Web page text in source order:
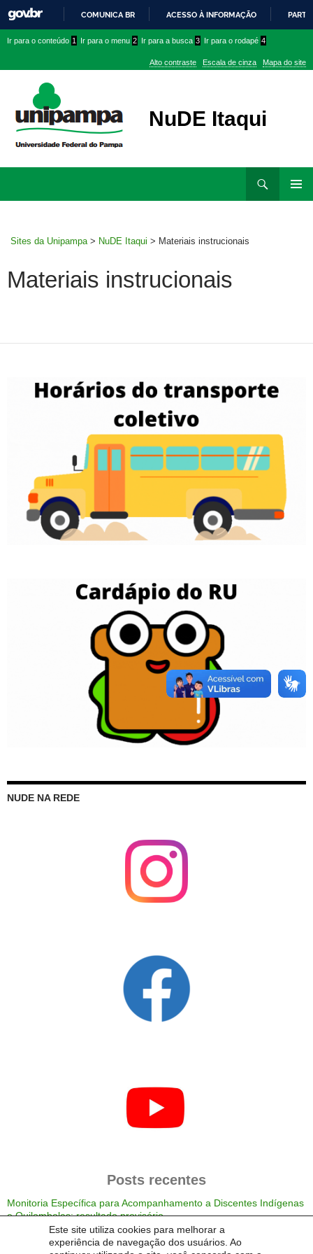
Este site utiliza cookies para melhorar a
experiência de navegação dos usuários. Ao
PARA
CONTEÚDO
COMUNICA BR ACESSO À INFORMAÇÃO
conteúdo
menu
superior
menu
Ir para o conteúdo 1 Ir para o menu 2 Ir para a busca 3 Ir para o rodapé 4
Alto contraste Escala de cinza Mapa do site
NuDE Itaqui
Sites da Unipampa > NuDE Itaqui > Materiais instrucionais
Materiais instrucionais
NUDE NA REDE
Posts recentes
Monitoria Específica para Acompanhamento a Discentes Indígenas
e Quilombolas: resultado provisório
Monitoria Específica para Acompanhamento a Discentes Indígenas
e Quilombolas: resultado dos critérios eliminatórios e horários das